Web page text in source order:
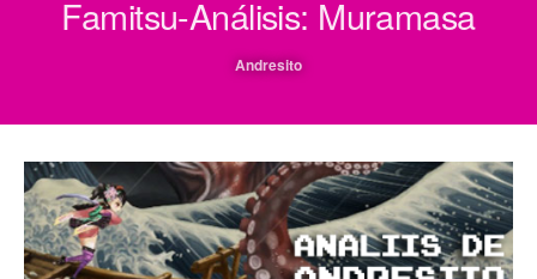
Famitsu-Análisis: Muramasa
Andresito